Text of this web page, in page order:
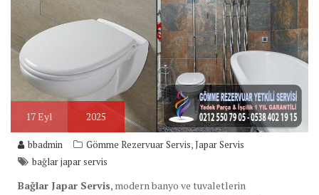
17Eyl 2025
bbadmin Gömme Rezervuar Servis,Japar Servis
bağlar japar servis
Bağlar Japar Servis, modern banyo ve tuvaletlerin